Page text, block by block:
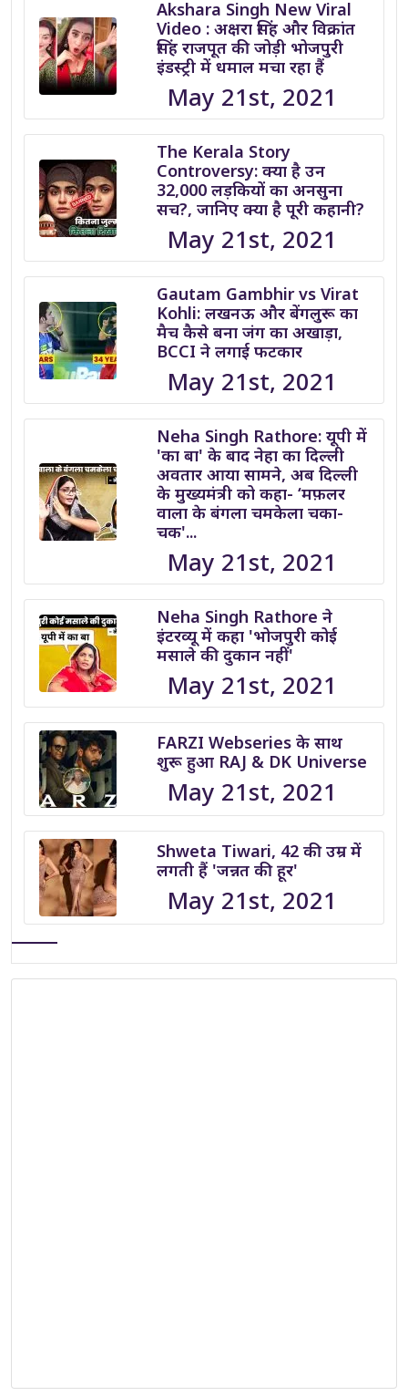
Akshara Singh New Viral
Video : अक्षरा सिंह और विक्रांत
सिंह राजपूत की जोड़ी भोजपुरी
इंडस्ट्री में धमाल मचा रहा हैं
May 21st, 2021
The Kerala Story
Controversy: क्या है उन
32,000 लड़कियों का अनसुना
सच?, जानिए क्या है पूरी कहानी?
May 21st, 2021
Gautam Gambhir vs Virat
Kohli: लखनऊ और बेंगलुरू का
मैच कैसे बना जंग का अखाड़ा,
BCCI ने लगाई फटकार
May 21st, 2021
Neha Singh Rathore: यूपी में
'का बा' के बाद नेहा का दिल्ली
अवतार आया सामने, अब दिल्ली
के मुख्यमंत्री को कहा- ‘मफ़लर
वाला के बंगला चमकेला चका-
चक'...
May 21st, 2021
Neha Singh Rathore ने
इंटरव्यू में कहा 'भोजपुरी कोई
मसाले की दुकान नहीं'
May 21st, 2021
FARZI Webseries के साथ
शुरू हुआ RAJ & DK Universe
May 21st, 2021
Shweta Tiwari, 42 की उम्र में
लगती हैं 'जन्नत की हूर'
May 21st, 2021